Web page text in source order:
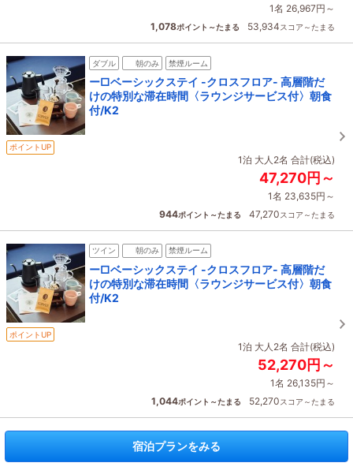
1名 26,967円～
1,078ポイント～たまる 53,934スコア～たまる
ダブル 朝のみ 禁煙ルーム
ー□ベーシックステイ -クロスフロア- 高層階だ
けの特別な滞在時間〈ラウンジサービス付〉朝食
付/K2
ポイントUP
1泊 大人2名 合計(税込)
47,270円～
1名 23,635円～
944ポイント～たまる 47,270スコア～たまる
ツイン 朝のみ 禁煙ルーム
ー□ベーシックステイ -クロスフロア- 高層階だ
けの特別な滞在時間〈ラウンジサービス付〉朝食
付/K2
ポイントUP
1泊 大人2名 合計(税込)
52,270円～
1名 26,135円～
1,044ポイント～たまる 52,270スコア～たまる
宿泊プランをみる